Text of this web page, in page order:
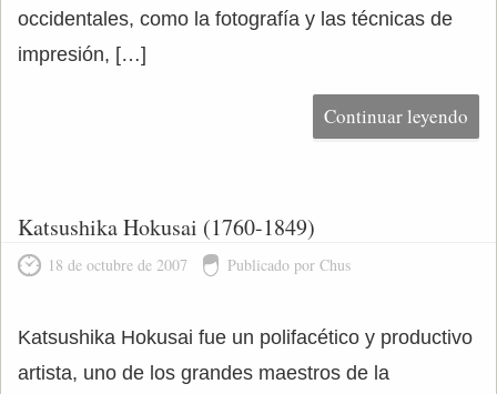
occidentales, como la fotografía y las técnicas de
impresión, […]
Continuar leyendo
Katsushika Hokusai (1760-1849)
18 de octubre de 2007 Publicado por Chus
Katsushika Hokusai fue un polifacético y productivo
artista, uno de los grandes maestros de la